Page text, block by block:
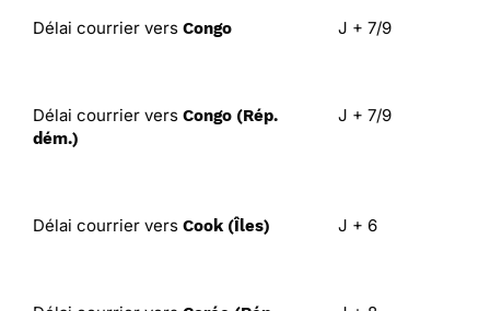
Délai courrier vers Congo J + 7/9
Délai courrier vers Congo (Rép.
dém.)
J + 7/9
Délai courrier vers Cook (Îles) J + 6